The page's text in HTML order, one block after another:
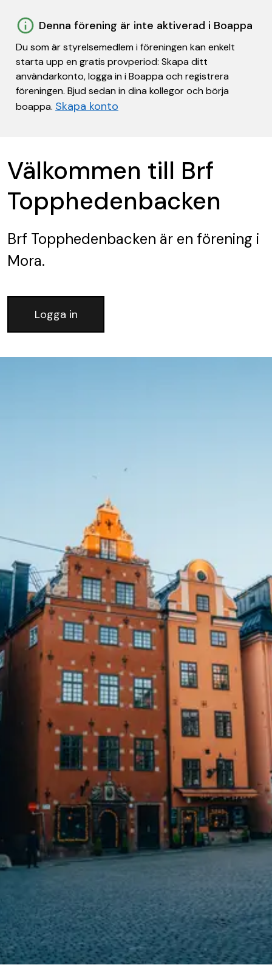
Denna förening är inte aktiverad i Boappa
Du som är styrelsemedlem i föreningen kan enkelt
starta upp en gratis provperiod: Skapa ditt
användarkonto, logga in i Boappa och registrera
föreningen. Bjud sedan in dina kollegor och börja
boappa. Skapa konto
Välkommen till Brf
Topphedenbacken
Brf Topphedenbacken är en förening i
Mora.
Logga in